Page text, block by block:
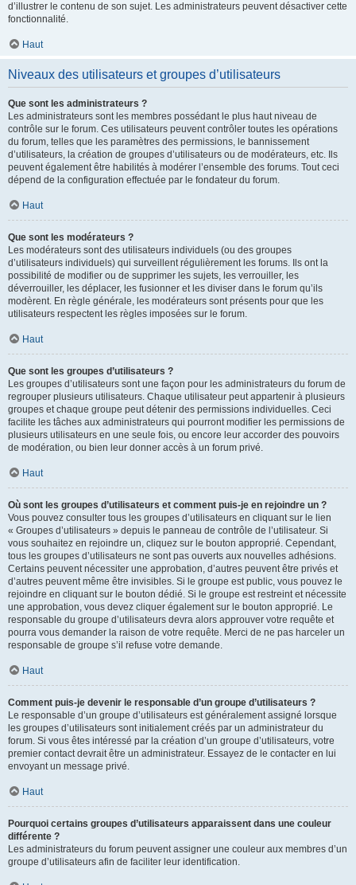
d’illustrer le contenu de son sujet. Les administrateurs peuvent désactiver cette
fonctionnalité.
Haut
Niveaux des utilisateurs et groupes d’utilisateurs
Que sont les administrateurs ?
Les administrateurs sont les membres possédant le plus haut niveau de
contrôle sur le forum. Ces utilisateurs peuvent contrôler toutes les opérations
du forum, telles que les paramètres des permissions, le bannissement
d’utilisateurs, la création de groupes d’utilisateurs ou de modérateurs, etc. Ils
peuvent également être habilités à modérer l’ensemble des forums. Tout ceci
dépend de la configuration effectuée par le fondateur du forum.
Haut
Que sont les modérateurs ?
Les modérateurs sont des utilisateurs individuels (ou des groupes
d’utilisateurs individuels) qui surveillent régulièrement les forums. Ils ont la
possibilité de modifier ou de supprimer les sujets, les verrouiller, les
déverrouiller, les déplacer, les fusionner et les diviser dans le forum qu’ils
modèrent. En règle générale, les modérateurs sont présents pour que les
utilisateurs respectent les règles imposées sur le forum.
Haut
Que sont les groupes d’utilisateurs ?
Les groupes d’utilisateurs sont une façon pour les administrateurs du forum de
regrouper plusieurs utilisateurs. Chaque utilisateur peut appartenir à plusieurs
groupes et chaque groupe peut détenir des permissions individuelles. Ceci
facilite les tâches aux administrateurs qui pourront modifier les permissions de
plusieurs utilisateurs en une seule fois, ou encore leur accorder des pouvoirs
de modération, ou bien leur donner accès à un forum privé.
Haut
Où sont les groupes d’utilisateurs et comment puis-je en rejoindre un ?
Vous pouvez consulter tous les groupes d’utilisateurs en cliquant sur le lien
« Groupes d’utilisateurs » depuis le panneau de contrôle de l’utilisateur. Si
vous souhaitez en rejoindre un, cliquez sur le bouton approprié. Cependant,
tous les groupes d’utilisateurs ne sont pas ouverts aux nouvelles adhésions.
Certains peuvent nécessiter une approbation, d’autres peuvent être privés et
d’autres peuvent même être invisibles. Si le groupe est public, vous pouvez le
rejoindre en cliquant sur le bouton dédié. Si le groupe est restreint et nécessite
une approbation, vous devez cliquer également sur le bouton approprié. Le
responsable du groupe d’utilisateurs devra alors approuver votre requête et
pourra vous demander la raison de votre requête. Merci de ne pas harceler un
responsable de groupe s’il refuse votre demande.
Haut
Comment puis-je devenir le responsable d’un groupe d’utilisateurs ?
Le responsable d’un groupe d’utilisateurs est généralement assigné lorsque
les groupes d’utilisateurs sont initialement créés par un administrateur du
forum. Si vous êtes intéressé par la création d’un groupe d’utilisateurs, votre
premier contact devrait être un administrateur. Essayez de le contacter en lui
envoyant un message privé.
Haut
Pourquoi certains groupes d’utilisateurs apparaissent dans une couleur
différente ?
Les administrateurs du forum peuvent assigner une couleur aux membres d’un
groupe d’utilisateurs afin de faciliter leur identification.